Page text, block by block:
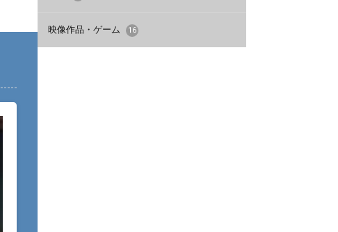
映像作品・ゲーム 16